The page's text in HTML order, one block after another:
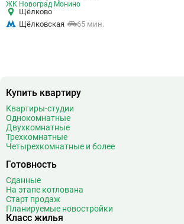
ЖК Новоград Монино
Щёлково
Щёлковская
65 мин.
Купить квартиру
Квартиры-студии
Однокомнатные
Двухкомнатные
Трехкомнатные
Четырехкомнатные и более
Готовность
Сданные
На этапе котлована
Старт продаж
Планируемые новостройки
Класс жилья